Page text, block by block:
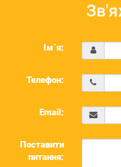
Ім`я:
Телефон:
Email:
Поставити
питання: